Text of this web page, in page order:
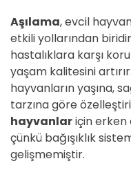
Aşılama, evcil
etkili yollarından
hastalıklara karşı
yaşam kalitesini
hayvanların yaşına,
tarzına göre
hayvanlariçin erken
çünkü bağışıklık
gelişmemiştir.